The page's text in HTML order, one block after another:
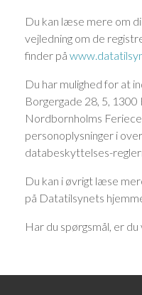
Du kan læse mere om
vejledning om de
finder på
Du har mulighed for at
Borgergade 28, 5, 1300
Nordbornholms
personoplysninger i
databeskyttelses-
Du kan i øvrigt læse
på Datatilsynets
Har du spørgsmål, er